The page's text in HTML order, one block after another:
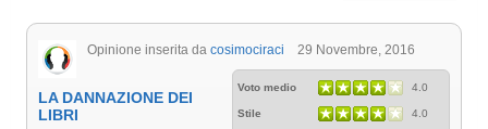
Opinione inserita da cosimociraci 29 Novembre, 2016
Voto medio 4.0
Stile 4.0
LA DANNAZIONE DEI
LIBRI